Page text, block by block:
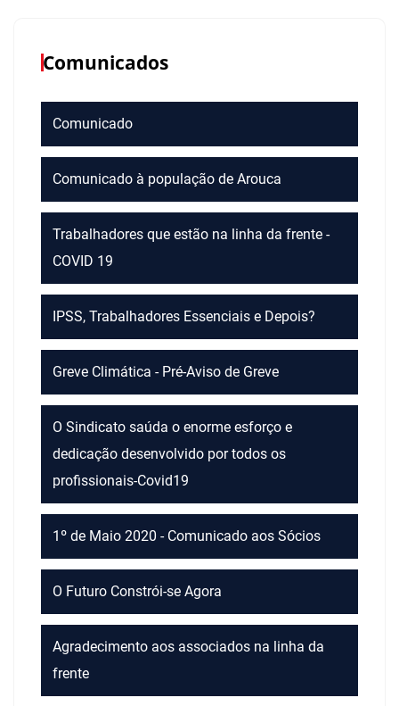
Comunicados
Comunicado
Comunicado à população de Arouca
Trabalhadores que estão na linha da frente -
COVID 19
IPSS, Trabalhadores Essenciais e Depois?
Greve Climática - Pré-Aviso de Greve
O Sindicato saúda o enorme esforço e
dedicação desenvolvido por todos os
profissionais-Covid19
1º de Maio 2020 - Comunicado aos Sócios
O Futuro Constrói-se Agora
Agradecimento aos associados na linha da
frente